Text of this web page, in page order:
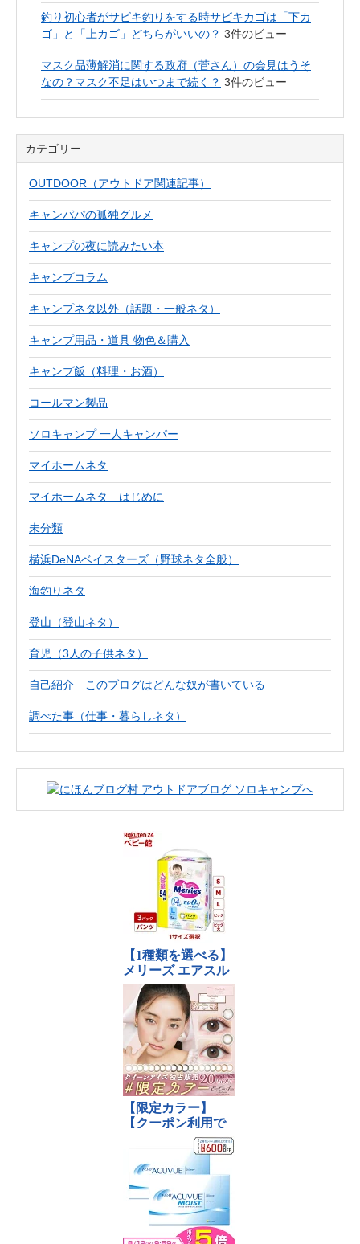
釣り初心者がサビキ釣りをする時サビキカゴは「下カ
ゴ」と「上カゴ」どちらがいいの？ 3件のビュー
マスク品薄解消に関する政府（菅さん）の会見はうそ
なの？マスク不足はいつまで続く？ 3件のビュー
カテゴリー
OUTDOOR（アウトドア関連記事）
キャンパパの孤独グルメ
キャンプの夜に読みたい本
キャンプコラム
キャンプネタ以外（話題・一般ネタ）
キャンプ用品・道具 物色＆購入
キャンプ飯（料理・お酒）
コールマン製品
ソロキャンプ 一人キャンパー
マイホームネタ
マイホームネタ はじめに
未分類
横浜DeNAベイスターズ（野球ネタ全般）
海釣りネタ
登山（登山ネタ）
育児（3人の子供ネタ）
自己紹介 このブログはどんな奴が書いている
調べた事（仕事・暮らしネタ）